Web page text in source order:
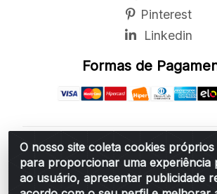
O nosso site coleta cookies
para proporcionar uma experiência
ao usuário, apresentar publicidade
Pinterest
Linkedin
Formas de
Belchior Cortinas e Acessórios
Vereador Sérgio Leopoldino Alves,
Bárbara d'Oeste/SP - CEP 13.456-